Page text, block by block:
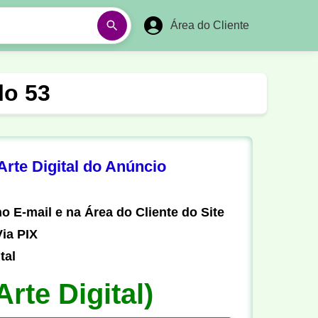
Área do Cliente
Futebol Amador Pesca
Matemática
53
Digital do Anúncio
E-mail e na Área do Cliente do Site
PIX
Digital)